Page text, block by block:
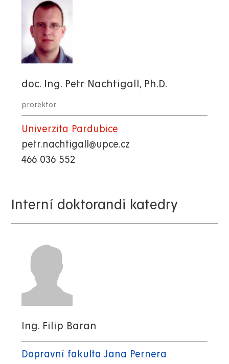
doc. Ing. Petr Nachtigall, Ph.D.
prorektor
Univerzita Pardubice
petr.nachtigall@upce.cz
466 036 552
Interní doktorandi katedry
Ing. Filip Baran
Dopravní fakulta Jana Pernera